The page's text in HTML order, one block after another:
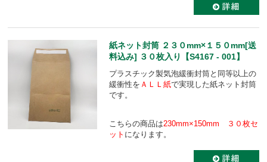
紙ネット封筒 ２３０mm×１５０mm[送
料込み] ３０枚入り【S4167 - 001】
プラスチック製気泡緩衝封筒と同等以上の
緩衝性を ＡＬＬ紙で実現した紙ネット封筒
です。
こちらの商品は230mm×150mm ３０枚セ
ット になります。